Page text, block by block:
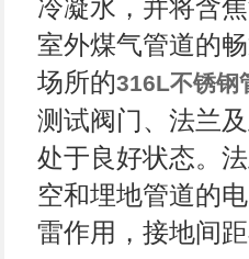
冷凝水，并将含
室外煤气管道的
场所的316L不锈钢
测试阀门、法兰
处于良好状态。
空和埋地管道的
雷作用，接地间